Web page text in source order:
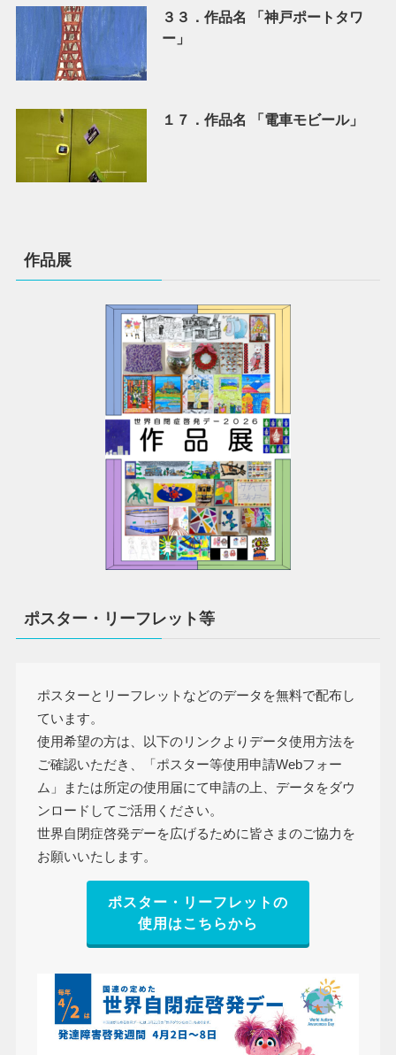
３３．作品名 「神戸ポートタワ
ー」
１７．作品名 「電車モビール」
作品展
ポスター・リーフレット等
ポスターとリーフレットなどのデータを無料で配布し
ています。
使用希望の方は、以下のリンクよりデータ使用方法を
ご確認いただき、「ポスター等使用申請Webフォー
ム」または所定の使用届にて申請の上、データをダウ
ンロードしてご活用ください。
世界自閉症啓発デーを広げるために皆さまのご協力を
お願いいたします。
ポスター・リーフレットの
使用はこちらから